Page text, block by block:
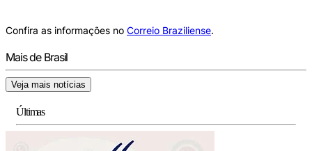
Confira as informações no Correio Braziliense.
Mais de Brasil
Veja mais notícias
Últimas